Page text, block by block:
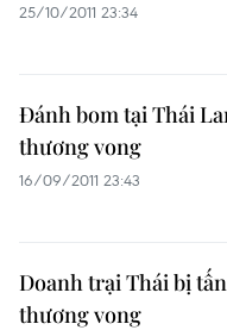
25/10/2011 23:34
Đánh bom tại Thái
thương vong
16/09/2011 23:43
Doanh trại Thái bị
thương vong